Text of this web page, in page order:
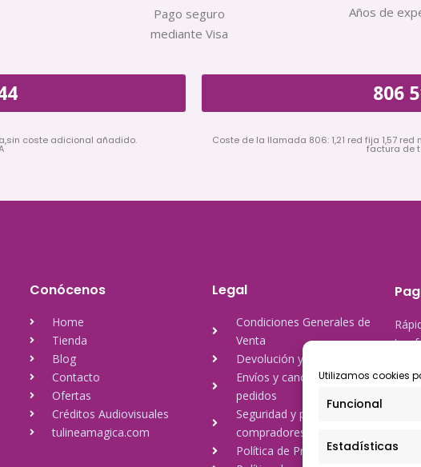
Utilizamos cookies
Funcional
Estadísticas
Pago seguro
mediante Visa
Años de
coste adicional añadido.
806
Coste de la llamada 806: 1,21 red fija 1,57
factura de
Conócenos
Home
Tienda
Blog
Contacto
Ofertas
Créditos Audiovisuales
tulineamagica.com
Legal
Condiciones Generales de
Venta
Devolución y reembolso
Envíos y cancelación de
pedidos
Seguridad y protección a
compradores
Política de Privacidad